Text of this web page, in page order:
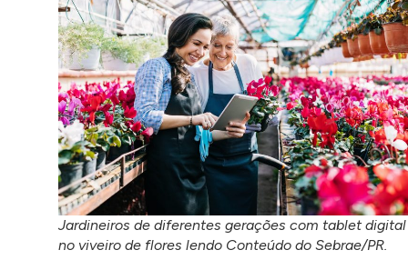
Jardineiros de diferentes gerações com tablet digital
no viveiro de flores lendo Conteúdo do Sebrae/PR.